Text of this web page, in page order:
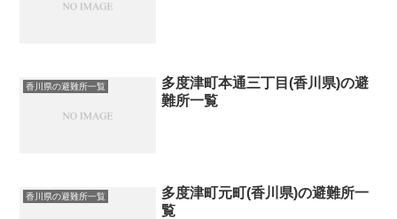
香川県の避難所一覧
多度津町本通三丁目(香川県)の避
難所一覧
香川県の避難所一覧
多度津町元町(香川県)の避難所一
覧